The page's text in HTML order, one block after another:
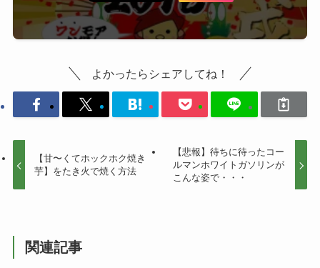
よかったらシェアしてね！
【甘〜くてホックホク焼き
芋】をたき火で焼く方法
【悲報】待ちに待ったコー
ルマンホワイトガソリンが
こんな姿で・・・
関連記事